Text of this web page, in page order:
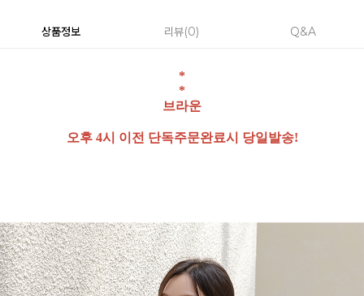
상품정보 리뷰 0 Q&A
*
*
브라운
오후 4시 이전 단독주문완료시 당일발송!